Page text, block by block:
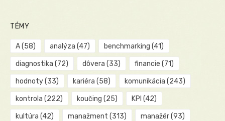
TÉMY
A(58) analýza (47) benchmarking (41)
diagnostika (72) dôvera (33) financie (71)
hodnoty(33) kariéra (58) komunikácia (243)
kontrola (222) koučing (25) KPI (42)
kultúra (42) manažment (313) manažér(93)